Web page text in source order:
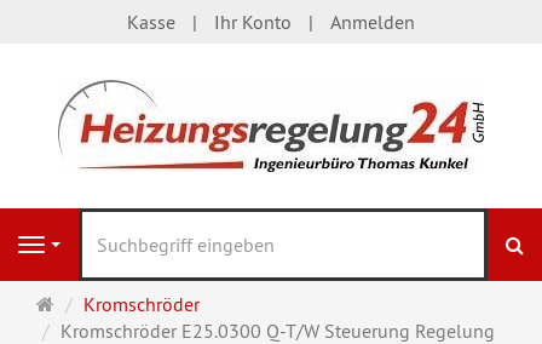
Kasse Ihr Konto Anmelden
Navigation
Startseite
Kromschröder
Kromschröder E25.0300 Q-T/W Steuerung Regelung